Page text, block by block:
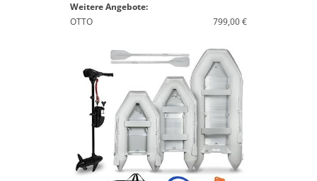
Weitere Angebote:
OTTO
799,00 €